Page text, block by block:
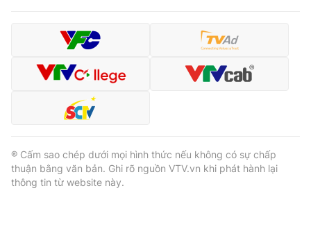
® Cấm sao chép dưới mọi hình thức nếu không có sự chấp
thuận bằng văn bản. Ghi rõ nguồn VTV.vn khi phát hành lại
thông tin từ website này.